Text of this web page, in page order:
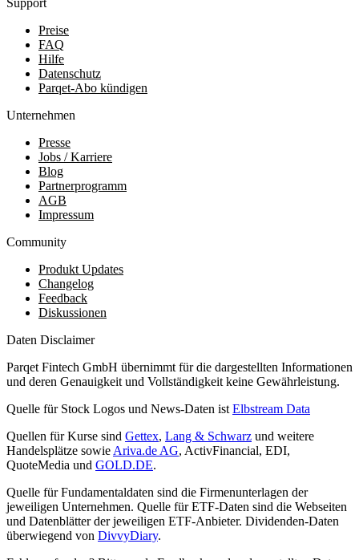
Preise
FAQ
Hilfe
Datenschutz
Parqet-Abo kündigen
Unternehmen
Presse
Jobs / Karriere
Blog
Partnerprogramm
AGB
Impressum
Community
Produkt Updates
Changelog
Feedback
Diskussionen
Daten Disclaimer
Parqet Fintech GmbH übernimmt für die dargestellten Informationen
und deren Genauigkeit und Vollständigkeit keine Gewährleistung.
Quelle für Stock Logos und News-Daten ist Elbstream Data
Quellen für Kurse sind Gettex, Lang & Schwarz und weitere
Handelsplätze sowie Ariva.de AG, ActivFinancial, EDI,
QuoteMedia und GOLD.DE.
Quelle für Fundamentaldaten sind die Firmenunterlagen der
jeweiligen Unternehmen. Quelle für ETF-Daten sind die Webseiten
und Datenblätter der jeweiligen ETF-Anbieter. Dividenden-Daten
überwiegend von DivvyDiary.